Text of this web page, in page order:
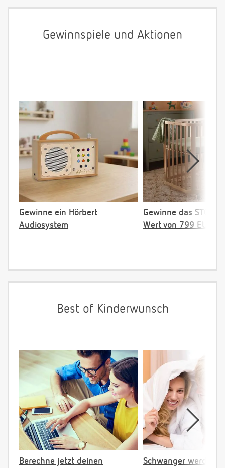
Gewinnspiele und Aktionen
Gewinne ein Hörbert
Audiosystem
Gewinne das
Wert von 799 EUR
Best of Kinderwunsch
Berechne jetzt deinen
Schwanger werden: